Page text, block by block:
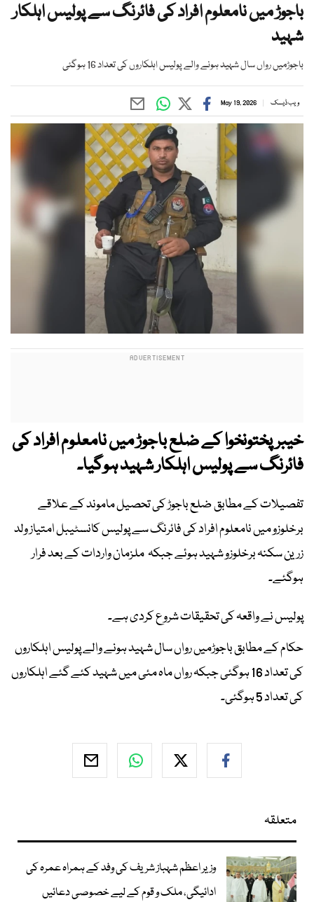
باجوڑ میں نامعلوم افراد کی فائرنگ سے پولیس اہلکار
شہید
باجوڑمیں رواں سال شہید ہونے والے پولیس اہلکاروں کی تعداد 16 ہوگئی
ویب ڈیسک May 19, 2026
خیبرپختونخوا کے ضلع باجوڑ میں نامعلوم افراد کی
فائرنگ سے پولیس اہلکار شہید ہوگیا۔
تفصیلات کے مطابق ضلع باجوڑ کی تحصیل ماموند کے علاقے
برخلوزو میں نامعلوم افراد کی فائرنگ سے پولیس کانسٹیبل امتیاز ولد
زرین سکنہ برخلوزو شہید ہوئے جبکہ ملزمان واردات کے بعد فرار
ہوگئے۔
پولیس نے واقعہ کی تحقیقات شروع کردی ہے۔
حکام کے مطابق باجوڑمیں رواں سال شہید ہونے والے پولیس اہلکاروں
کی تعداد 16 ہوگئی جبکہ رواں ماہ مئی میں شہید کئے گئے اہلکاروں
کی تعداد 5 ہوگئی۔
متعلقہ
وزیر اعظم شہباز شریف کی وفد کے ہمراہ عمرہ کی
ادائیگی، ملک و قوم کے لیے خصوصی دعائیں